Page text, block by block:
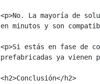
<p>No. La mayoría de
en minutos y son
<p>Si estás en fase de
prefabricadas ya vienen
<h2>Conclusión</h2>